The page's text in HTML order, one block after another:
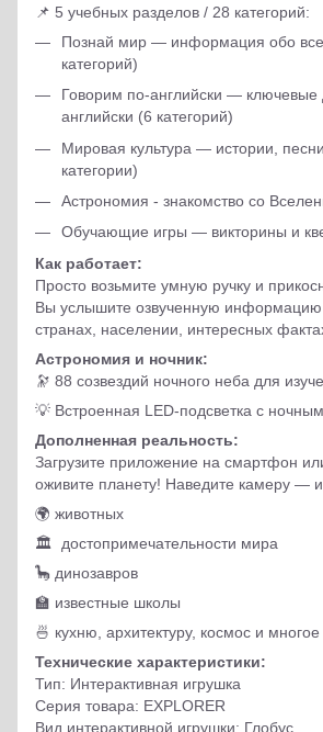
📌 5 учебных разделов / 28 категорий:
Познай мир — информация обо
категорий)
Говорим по-английски — ключевые
английски (6 категорий)
Мировая культура — истории,
категории)
Астрономия - знакомство со
Обучающие игры — викторины и
Как работает:
Просто возьмите умную ручку и
Вы услышите озвученную информацию
странах, населении, интересных
Астрономия и ночник:
🔭 88 созвездий ночного неба для
💡 Встроенная LED-подсветка с
Дополненная реальность:
Загрузите приложение на смартфон
оживите планету! Наведите камеру — и
🌍 животных
🏛 достопримечательности мира
🦕 динозавров
🏫 известные школы
🍜 кухню, архитектуру, космос и многое
Технические характеристики:
Тип: Интерактивная игрушка
Серия товара: EXPLORER
Вид интерактивной игрушки: Глобус